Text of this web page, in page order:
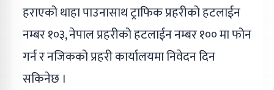
हराएको थाहा पाउनासाथ ट्राफिक प्रहरीको हटलाईन
नम्बर १०३, नेपाल प्रहरीको हटलाईन नम्बर १०० मा फोन
गर्न र नजिकको प्रहरी कार्यालयमा निवेदन दिन
सकिनेछ ।